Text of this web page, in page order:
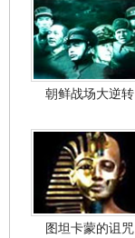
朝鲜战场大逆转
图坦卡蒙的诅咒